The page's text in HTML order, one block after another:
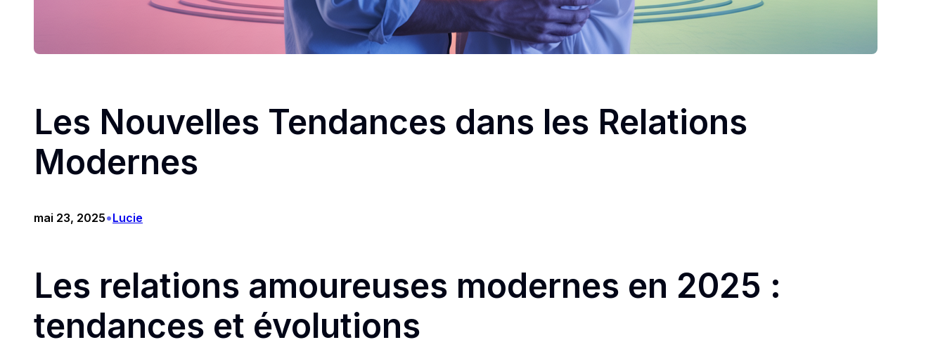
Les Nouvelles Tendances dans les Relations
Modernes
mai 23, 2025•Lucie
Les relations amoureuses modernes en 2025 :
tendances et évolutions